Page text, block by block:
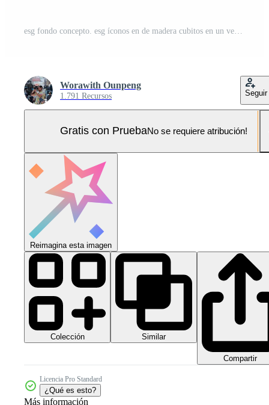
Worawith Ounpeng
1.791 Recursos Seguir
Gratis con PruebaNo se requiere atribución!
Reimagina esta imagen
Colección Similar
Compartir
Licencia Pro Standard
¿Qué es esto?
Más información